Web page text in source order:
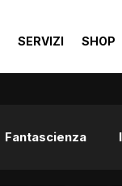
SERVIZI SHOP
Fantascienza